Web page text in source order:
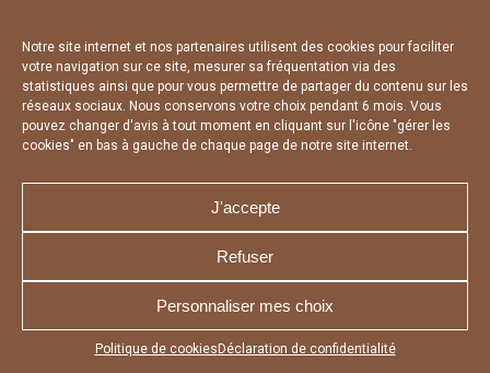
Notre site internet et nos partenaires utilisent des cookies pour faciliter
votre navigation sur ce site, mesurer sa fréquentation via des
statistiques ainsi que pour vous permettre de partager du contenu sur les
réseaux sociaux. Nous conservons votre choix pendant 6 mois. Vous
pouvez changer d'avis à tout moment en cliquant sur l'icône "gérer les
cookies" en bas à gauche de chaque page de notre site internet.
J'accepte
Refuser
Personnaliser mes choix
Politique de cookies Déclaration de confidentialité
Appuyez sur le bouton partager en bas de votre
CHARTE DE CONFIDENTIALITÉ
DÉCLARATION DE CONFIDENTIALITÉ
POLITIQUE D’UTILISATION DES COOKIES
RÉALISÉ PAR L’AGENCE WEB A3 WEB